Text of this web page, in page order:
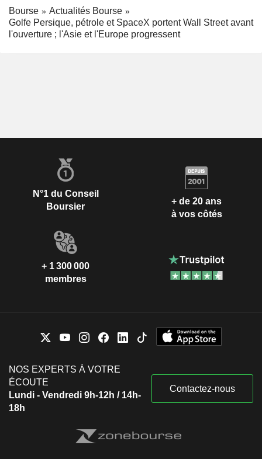
Bourse
Actualités Bourse
Golfe Persique, pétrole et SpaceX portent Wall Street avant
l'ouverture ; l'Asie et l'Europe progressent
N°1 du Conseil
Boursier
+ de 20 ans
à vos côtés
+ 1 300 000
membres
NOS EXPERTS À VOTRE
ÉCOUTE
Lundi - Vendredi 9h-12h / 14h-
18h
Contactez-nous